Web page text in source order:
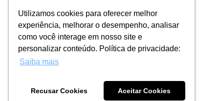
Utilizamos cookies para oferecer melhor
experiência, melhorar o desempenho, analisar
como você interage em nosso site e
personalizar conteúdo. Política de privacidade:
Saiba mais
Recusar Cookies Aceitar Cookies